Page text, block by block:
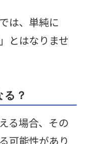
は、単純に
とはなりませ
る？
る場合、その
可能性があり